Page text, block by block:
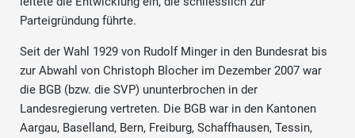
Parteigründung führte.
Seit der Wahl 1929 von Rudolf Minger in den Bundesrat bis
zur Abwahl von Christoph Blocher im Dezember 2007 war
die BGB (bzw. die SVP) ununterbrochen in der
Landesregierung vertreten. Die BGB war in den Kantonen
Aargau, Baselland, Bern, Freiburg, Schaffhausen, Tessin,